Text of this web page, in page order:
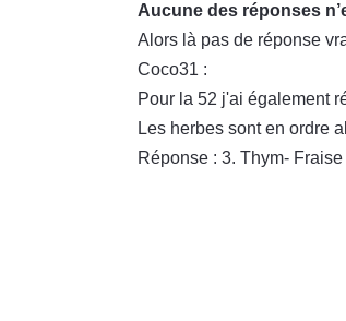
Aucune des réponses
Alors là pas de réponse
Coco31 :
Pour la 52 j'ai également
Les herbes sont en ordre
Réponse : 3. Thym- Fraise